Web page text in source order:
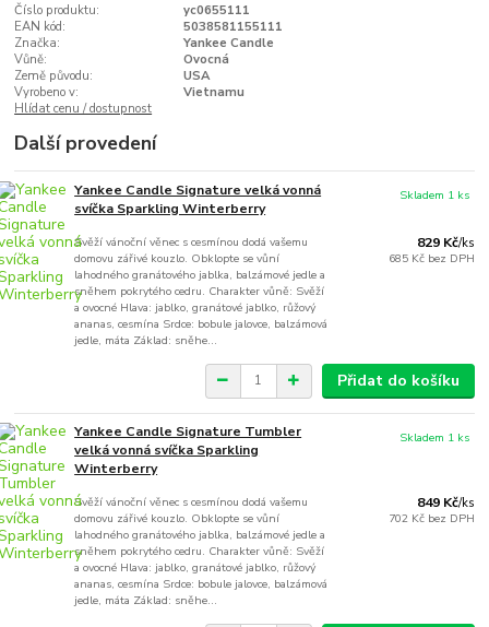
Číslo produktu:
yc0655111
EAN kód:
5038581155111
Značka:
Yankee Candle
Vůně:
Ovocná
Země původu:
USA
Vyrobeno v:
Vietnamu
Hlídat cenu / dostupnost
Další provedení
Yankee Candle Signature velká vonná
svíčka Sparkling Winterberry
Svěží vánoční věnec s cesmínou dodá vašemu
domovu zářivé kouzlo. Obklopte se vůní
lahodného granátového jablka, balzámové jedle a
sněhem pokrytého cedru. Charakter vůně: Svěží
a ovocné Hlava: jablko, granátové jablko, růžový
ananas, cesmína Srdce: bobule jalovce, balzámová
jedle, máta Základ: sněhe...
829 Kč/ks
685 Kč bez DPH
Skladem 1 ks
Přidat do košíku
Yankee Candle Signature Tumbler
velká vonná svíčka Sparkling
Winterberry
Svěží vánoční věnec s cesmínou dodá vašemu
domovu zářivé kouzlo. Obklopte se vůní
lahodného granátového jablka, balzámové jedle a
sněhem pokrytého cedru. Charakter vůně: Svěží
a ovocné Hlava: jablko, granátové jablko, růžový
ananas, cesmína Srdce: bobule jalovce, balzámová
jedle, máta Základ: sněhe...
849 Kč/ks
702 Kč bez DPH
Skladem 1 ks